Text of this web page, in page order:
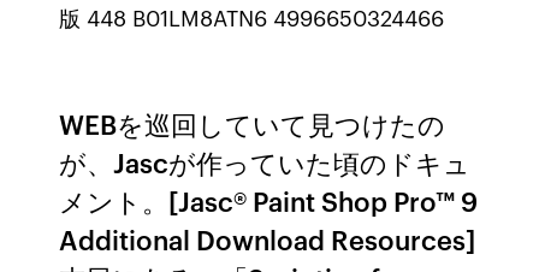
版 448 B01LM8ATN6 4996650324466
WEBを巡回していて見つけたの
が、Jascが作っていた頃のドキュ
メント。[Jasc® Paint Shop Pro™ 9
Additional Download Resources]